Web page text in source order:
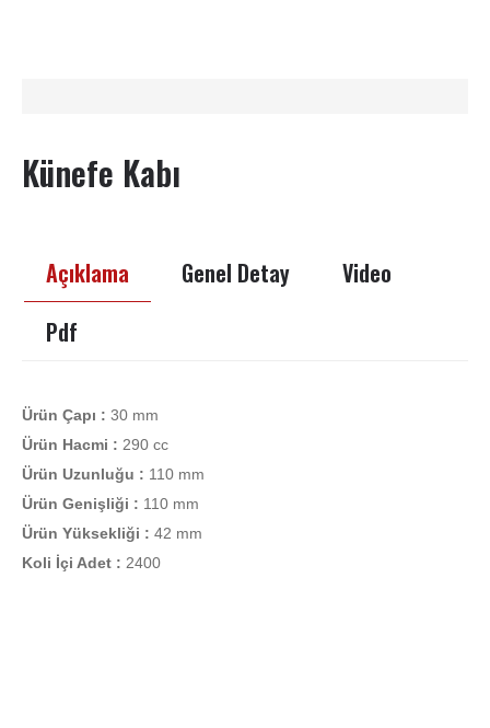
Künefe Kabı
Açıklama Genel Detay
Video
Pdf
Ürün Çapı : 30 mm
Ürün Hacmi : 290 cc
Ürün Uzunluğu : 110 mm
Ürün Genişliği : 110 mm
Ürün Yüksekliği : 42 mm
Koli İçi Adet : 2400